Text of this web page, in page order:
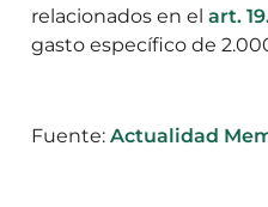
relacionados en el art.
gasto específico de
Fuente: Actualidad